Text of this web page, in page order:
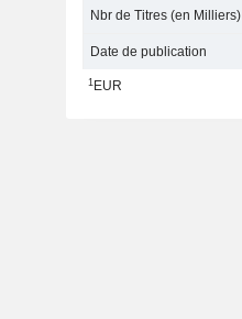
Nbr de Titres (en Milliers)
Date de publication
1EUR